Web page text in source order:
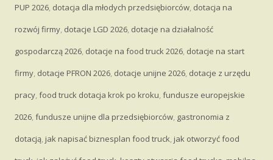
PUP 2026, dotacja dla młodych przedsiębiorców, dotacja na
rozwój firmy, dotacje LGD 2026, dotacje na działalność
gospodarczą 2026, dotacje na food truck 2026, dotacje na start
firmy, dotacje PFRON 2026, dotacje unijne 2026, dotacje z urzędu
pracy,food truck dotacja krok po kroku,fundusze europejskie
2026,fundusze unijne dla przedsiębiorców, gastronomia z
dotacją, jak napisać biznesplan food truck, jak otworzyć food